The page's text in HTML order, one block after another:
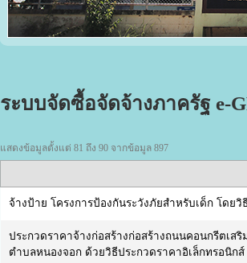
ระบบจัดซื้อจัดจ้างภาครัฐ e-
แสดงข้อมูลตั้งแต่ 81 ถึง 90 จากข้อมูล 897
จ้างป้าย โครงการป้องกันระวังภัยสำหรับเด็ก โดยวิ
ประกวดราคาจ้างก่อสร้างก่อสร้างถนนคอนกรีตเส
ตำบลหนองจอก ด้วยวิธีประกวดราคาอิเล็กทรอนิกส์